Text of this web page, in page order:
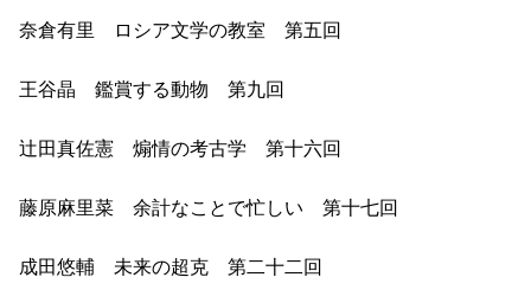
奈倉有里 ロシア文学の教室 第五回
王谷晶 鑑賞する動物 第九回
辻田真佐憲 煽情の考古学 第十六回
藤原麻里菜 余計なことで忙しい 第十七回
成田悠輔 未来の超克 第二十二回